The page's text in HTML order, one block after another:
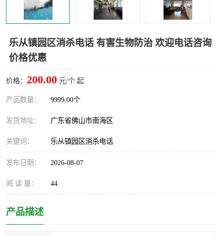
乐从镇园区消杀电话 有害生物防治 欢迎电话咨询
价格优惠
价格： 200.00 元/个 起
产品数量： 9999.00个
发货地址： 广东省佛山市南海区
关键词： 乐从镇园区消杀电话
发布日期： 2026-08-07
阅 读 量： 44
产品描述
害虫防治 灭杀害虫